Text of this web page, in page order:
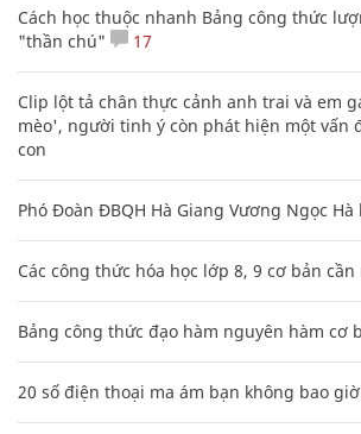
Cách học thuộc nhanh Bảng công thức
"thần chú"
17
Clip lột tả chân thực cảnh anh trai và em
mèo', người tinh ý còn phát hiện một vấn
con
Phó Đoàn ĐBQH Hà Giang Vương Ngọc
Các công thức hóa học lớp 8, 9 cơ bản
Bảng công thức đạo hàm nguyên hàm cơ
20 số điện thoại ma ám bạn không bao